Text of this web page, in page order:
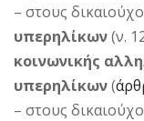
– στους
υπερηλίκων(ν.
κοινωνικής
υπερηλίκων(
– στους